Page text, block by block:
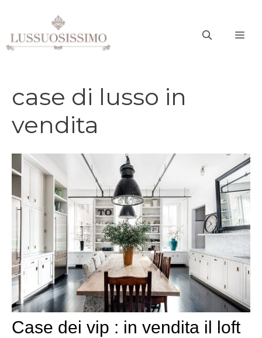
contenuto
case di lusso in
vendita
Case dei vip : in vendita il loft